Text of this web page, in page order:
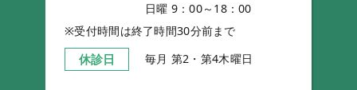
日曜 9：00～18：00
※受付時間は終了時間30分前まで
休診日 毎月 第2・第4木曜日